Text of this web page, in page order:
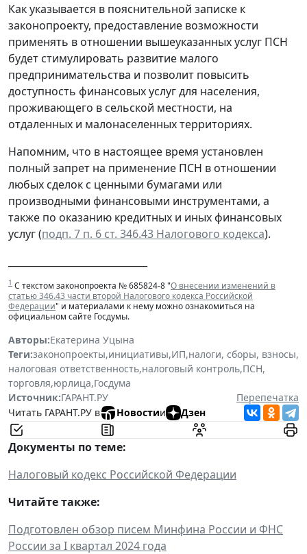
Как указывается в пояснительной записке к
законопроекту, предоставление возможности
применять в отношении вышеуказанных услуг ПСН
будет стимулировать развитие малого
предпринимательства и позволит повысить
доступность финансовых услуг для населения,
проживающего в сельской местности, на
отдаленных и малонаселенных территориях.
Напомним, что в настоящее время установлен
полный запрет на применение ПСН в отношении
любых сделок с ценными бумагами или
производными финансовыми инструментами, а
также по оказанию кредитных и иных финансовых
услуг (подп. 7 п. 6 ст. 346.43 Налогового кодекса).
1 С текстом законопроекта № 685824-8 "О внесении изменений в
статью 346.43 части второй Налогового кодекса Российской
Федерации" и материалами к нему можно ознакомиться на
официальном сайте Госдумы.
Авторы:Екатерина Уцына
Теги:законопроекты,инициативы,ИП,налоги, сборы, взносы,
налоговая ответственность,налоговый контроль,ПСН,
торговля,юрлица,Госдума
Источник:ГАРАНТ.РУ
Перепечатка
Читать ГАРАНТ.РУ в
Новостии Дзен
Документы по теме:
Налоговый кодекс Российской Федерации
Читайте также:
Подготовлен обзор писем Минфина России и ФНС
России за I квартал 2024 года